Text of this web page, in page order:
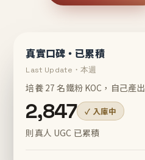
真實口碑・已累積
Last Update・本週
培養 27 名鐵粉 KOC，自己產出
2,847 ✓ 入庫中
則真人 UGC 已累積